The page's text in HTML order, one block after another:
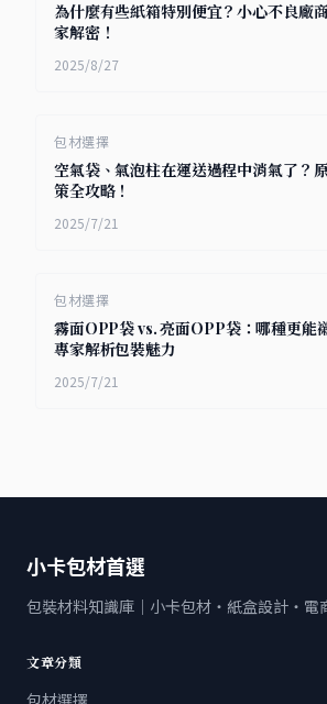
為什麼有些紙箱特別便宜？小心不良廠
家解密！
2025/8/27
包材選擇
空氣袋、氣泡柱在運送過程中消氣了？
策全攻略！
2025/7/21
包材選擇
霧面OPP袋 vs. 亮面OPP袋：哪種更能
專家解析包裝魅力
2025/7/21
小卡包材首選
包裝材料知識庫｜小卡包材・紙盒設計・電
文章分類
包材選擇